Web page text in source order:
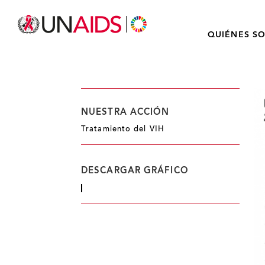
QUIÉNES
NUESTRA ACCIÓN
Tratamiento del VIH
DESCARGAR GRÁFICO